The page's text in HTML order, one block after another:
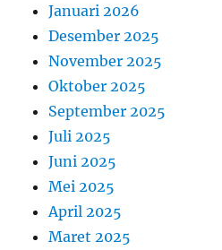
Januari 2026
Desember 2025
November 2025
Oktober 2025
September 2025
Juli 2025
Juni 2025
Mei 2025
April 2025
Maret 2025